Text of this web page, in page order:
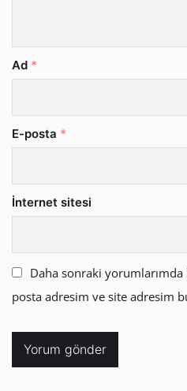
Ad *
E-posta *
İnternet sitesi
Daha sonraki yorumlarımda
posta adresim ve site adresim